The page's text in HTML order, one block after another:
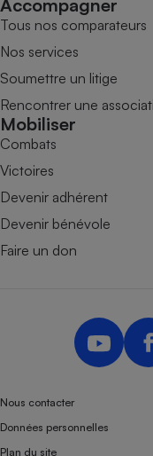
Accompagner
Tous nos comparateurs
Nos services
Soumettre un litige
Rencontrer une
Mobiliser
Combats
Victoires
Devenir adhérent
Devenir bénévole
Faire un don
Nous contacter
Données personnelles
Plan du site